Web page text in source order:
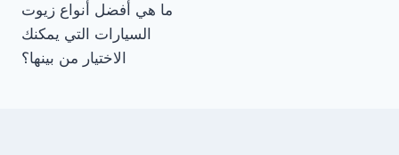
ما هي أفضل أنواع زيوت
السيارات التي يمكنك
الاختيار من بينها؟